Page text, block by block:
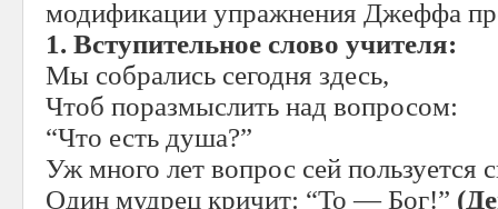
модификации упражнения Джеффа
1. Вступительное слово учителя:
Мы собрались сегодня здесь,
Чтоб поразмыслить над вопросом:
“Что есть душа?”
Уж много лет вопрос сей пользуется
Один мудрец кричит: “То — Бог!”